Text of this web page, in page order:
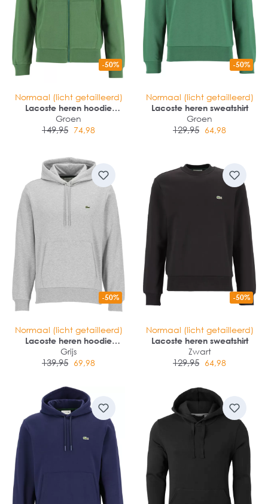
-50%
Normaal (licht getailleerd)
Lacoste heren hoodie
sweatsvest
Groen
149,95 74,98
-50%
Normaal (licht getailleerd)
Lacoste heren sweatshirt
Groen
129,95 64,98
-50%
Normaal (licht getailleerd)
Lacoste heren hoodie
sweatshirt
Grijs
139,95 69,98
-50%
Normaal (licht getailleerd)
Lacoste heren sweatshirt
Zwart
129,95 64,98